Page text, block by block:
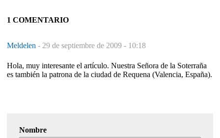
1 COMENTARIO
Meldelen - 29 de septiembre de 2009 - 10:18
Hola, muy interesante el artículo. Nuestra Señora de la Soterraña
es también la patrona de la ciudad de Requena (Valencia, España).
Nombre